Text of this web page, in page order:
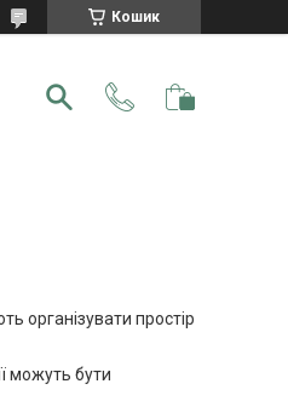
Кошик
організувати простір
можуть бути